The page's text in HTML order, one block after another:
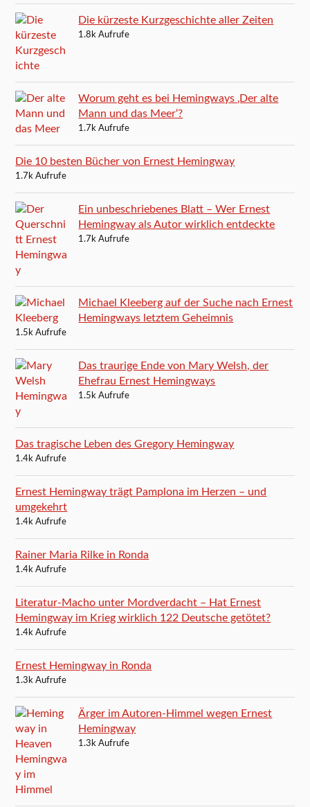
Die kürzeste Kurzgeschichte aller Zeiten
1.8k Aufrufe
Worum geht es bei Hemingways ‚Der alte
Mann und das Meer‘?
1.7k Aufrufe
Die 10 besten Bücher von Ernest Hemingway
1.7k Aufrufe
Ein unbeschriebenes Blatt – Wer Ernest
Hemingway als Autor wirklich entdeckte
1.7k Aufrufe
Michael Kleeberg auf der Suche nach Ernest
Hemingways letztem Geheimnis
1.5k Aufrufe
Das traurige Ende von Mary Welsh, der
Ehefrau Ernest Hemingways
1.5k Aufrufe
Das tragische Leben des Gregory Hemingway
1.4k Aufrufe
Ernest Hemingway trägt Pamplona im Herzen – und
umgekehrt
1.4k Aufrufe
Rainer Maria Rilke in Ronda
1.4k Aufrufe
Literatur-Macho unter Mordverdacht – Hat Ernest
Hemingway im Krieg wirklich 122 Deutsche getötet?
1.4k Aufrufe
Ernest Hemingway in Ronda
1.3k Aufrufe
Ärger im Autoren-Himmel wegen Ernest
Hemingway
1.3k Aufrufe